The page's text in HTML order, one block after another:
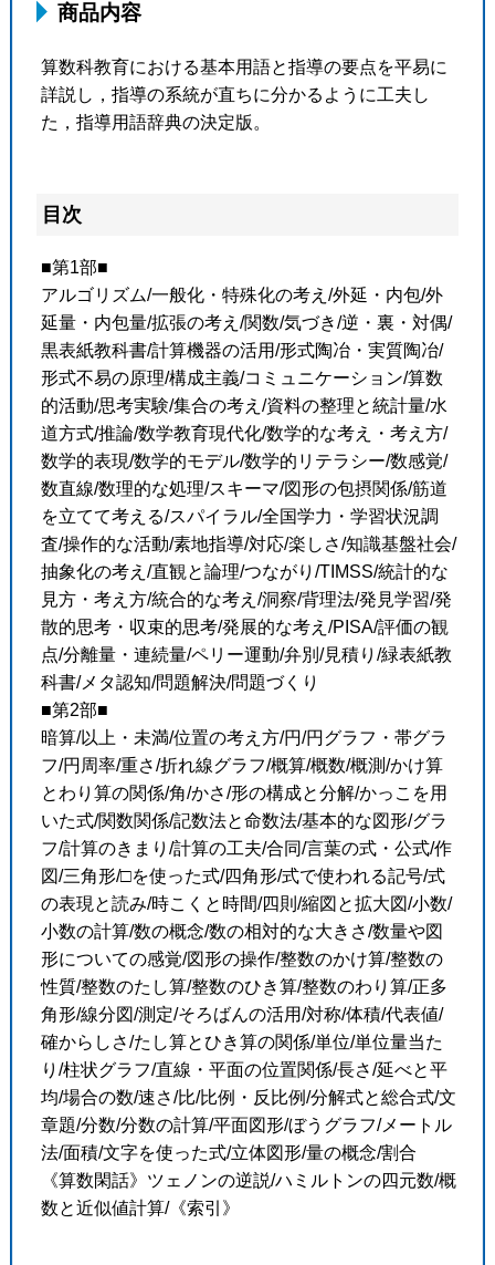
商品内容
算数科教育における基本用語と指導の要点を平易に
詳説し，指導の系統が直ちに分かるように工夫し
た，指導用語辞典の決定版。
目次
■第1部■
アルゴリズム/一般化・特殊化の考え/外延・内包/外
延量・内包量/拡張の考え/関数/気づき/逆・裏・対偶/
黒表紙教科書/計算機器の活用/形式陶冶・実質陶冶/
形式不易の原理/構成主義/コミュニケーション/算数
的活動/思考実験/集合の考え/資料の整理と統計量/水
道方式/推論/数学教育現代化/数学的な考え・考え方/
数学的表現/数学的モデル/数学的リテラシー/数感覚/
数直線/数理的な処理/スキーマ/図形の包摂関係/筋道
を立てて考える/スパイラル/全国学力・学習状況調
査/操作的な活動/素地指導/対応/楽しさ/知識基盤社会/
抽象化の考え/直観と論理/つながり/TIMSS/統計的な
見方・考え方/統合的な考え/洞察/背理法/発見学習/発
散的思考・収束的思考/発展的な考え/PISA/評価の観
点/分離量・連続量/ペリー運動/弁別/見積り/緑表紙教
科書/メタ認知/問題解決/問題づくり
■第2部■
暗算/以上・未満/位置の考え方/円/円グラフ・帯グラ
フ/円周率/重さ/折れ線グラフ/概算/概数/概測/かけ算
とわり算の関係/角/かさ/形の構成と分解/かっこを用
いた式/関数関係/記数法と命数法/基本的な図形/グラ
フ/計算のきまり/計算の工夫/合同/言葉の式・公式/作
図/三角形/□を使った式/四角形/式で使われる記号/式
の表現と読み/時こくと時間/四則/縮図と拡大図/小数/
小数の計算/数の概念/数の相対的な大きさ/数量や図
形についての感覚/図形の操作/整数のかけ算/整数の
性質/整数のたし算/整数のひき算/整数のわり算/正多
角形/線分図/測定/そろばんの活用/対称/体積/代表値/
確からしさ/たし算とひき算の関係/単位/単位量当た
り/柱状グラフ/直線・平面の位置関係/長さ/延べと平
均/場合の数/速さ/比/比例・反比例/分解式と総合式/文
章題/分数/分数の計算/平面図形/ぼうグラフ/メートル
法/面積/文字を使った式/立体図形/量の概念/割合
《算数閑話》ツェノンの逆説/ハミルトンの四元数/概
数と近似値計算/《索引》